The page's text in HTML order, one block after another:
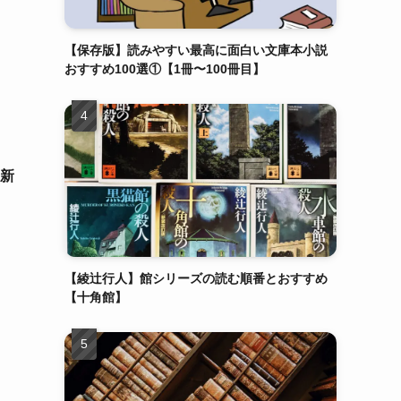
【保存版】読みやすい最高に面白い文庫本小説
おすすめ100選①【1冊〜100冊目】
【綾辻行人】館シリーズの読む順番とおすすめ
【十角館】